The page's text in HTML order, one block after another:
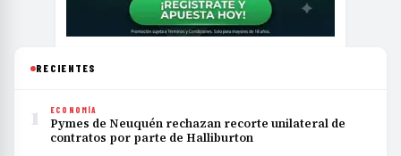
RECIENTES
1 ECONOMÍA
Pymes de Neuquén rechazan recorte unilateral de
contratos por parte de Halliburton